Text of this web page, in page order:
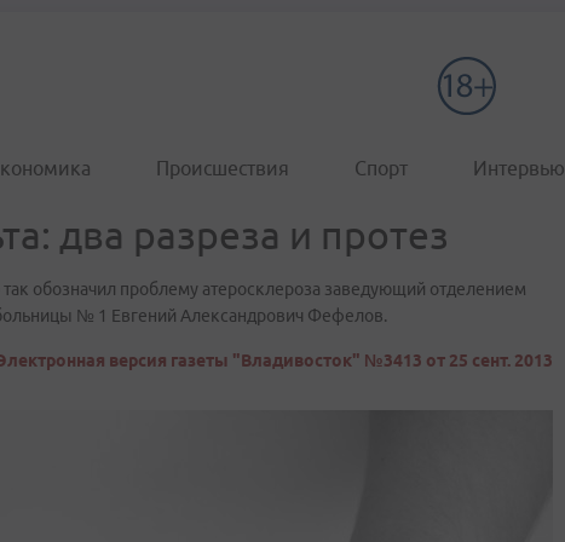
Происшествия Спорт Интервью
два разреза и протез
обозначил проблему атеросклероза заведующий отделением
№ 1 Евгений Александрович Фефелов.
версия газеты "Владивосток" №3413 от 25 сент. 2013